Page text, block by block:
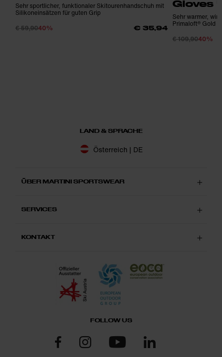
Sehr sportlicher, funktionaler Skitourenhandschuh mit
Silikoneinsätzen für guten Grip
€ 59,9040% € 35,94
Gloves
Sehr warmer,
Primaloft® Gold
€ 109,9040%
LAND & SPRACHE
Österreich | DE
ÜBER MARTINI SPORTSWEAR
SERVICES
KONTAKT
FOLLOW US